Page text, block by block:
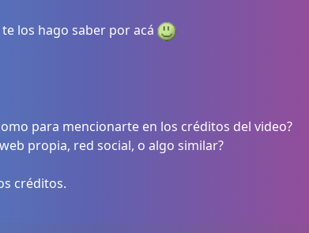
los hago saber por acá
para mencionarte en los créditos del video?
propia, red social, o algo similar?
créditos.